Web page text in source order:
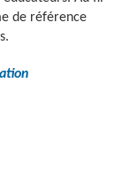
de référence